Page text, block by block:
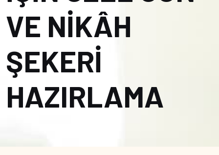
VE NİKÂH
ŞEKERİ
HAZIRLAMA